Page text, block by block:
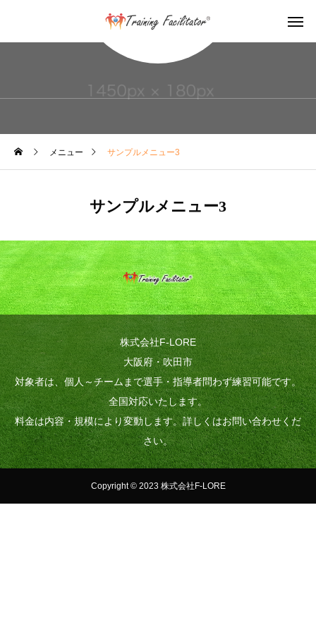
メニュー サンプルメニュー3
サンプルメニュー3
株式会社F-LORE
大阪府・吹田市
対象者は、個人～チームまで選手・指導者問わず練習可能です。
全国対応いたします。
料金は内容・規模により変動します。詳しくはお問い合わせくだ
さい。
Copyright © 2023 株式会社F-LORE